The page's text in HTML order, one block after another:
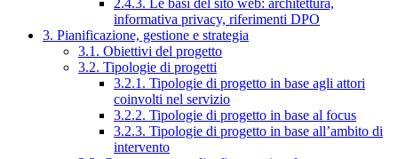
2.4.3. Le basi del sito web: architettura,
informativa privacy, riferimenti DPO
3. Pianificazione, gestione e strategia
3.1. Obiettivi del progetto
3.2. Tipologie di progetti
3.2.1. Tipologie di progetto in base agli attori
coinvolti nel servizio
3.2.2. Tipologie di progetto in base al focus
3.2.3. Tipologie di progetto in base all’ambito di
intervento